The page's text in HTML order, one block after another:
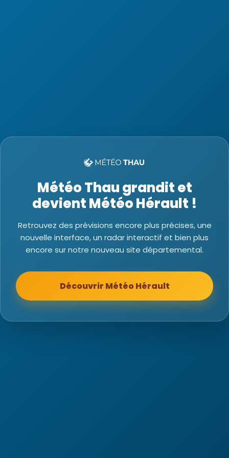
Météo Thau grandit et
devient Météo Hérault !
Retrouvez des prévisions encore plus précises, une
nouvelle interface, un radar interactif et bien plus
encore sur notre nouveau site départemental.
Découvrir Météo Hérault